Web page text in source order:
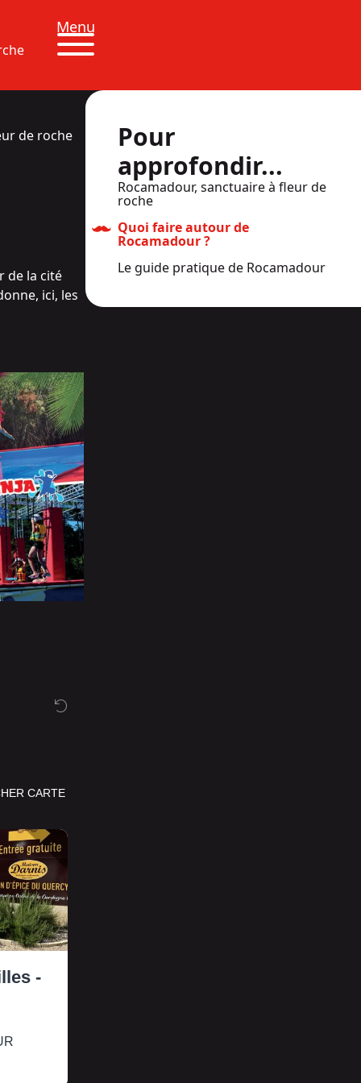
Menu
de roche
de la cité
ici, les
CARTE
-
Pour
approfondir...
Rocamadour, sanctuaire à fleur de
roche
Quoi faire autour de
Rocamadour ?
Le guide pratique de Rocamadour